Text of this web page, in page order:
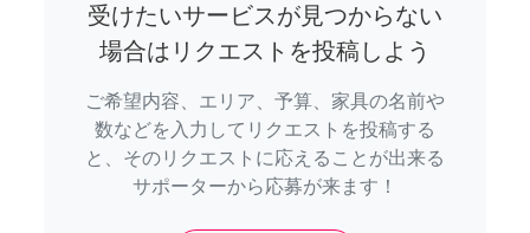
受けたいサービスが見つからない
場合はリクエストを投稿しよう
ご希望内容、エリア、予算、家具の名前や
数などを入力してリクエストを投稿する
と、そのリクエストに応えることが出来る
サポーターから応募が来ます！